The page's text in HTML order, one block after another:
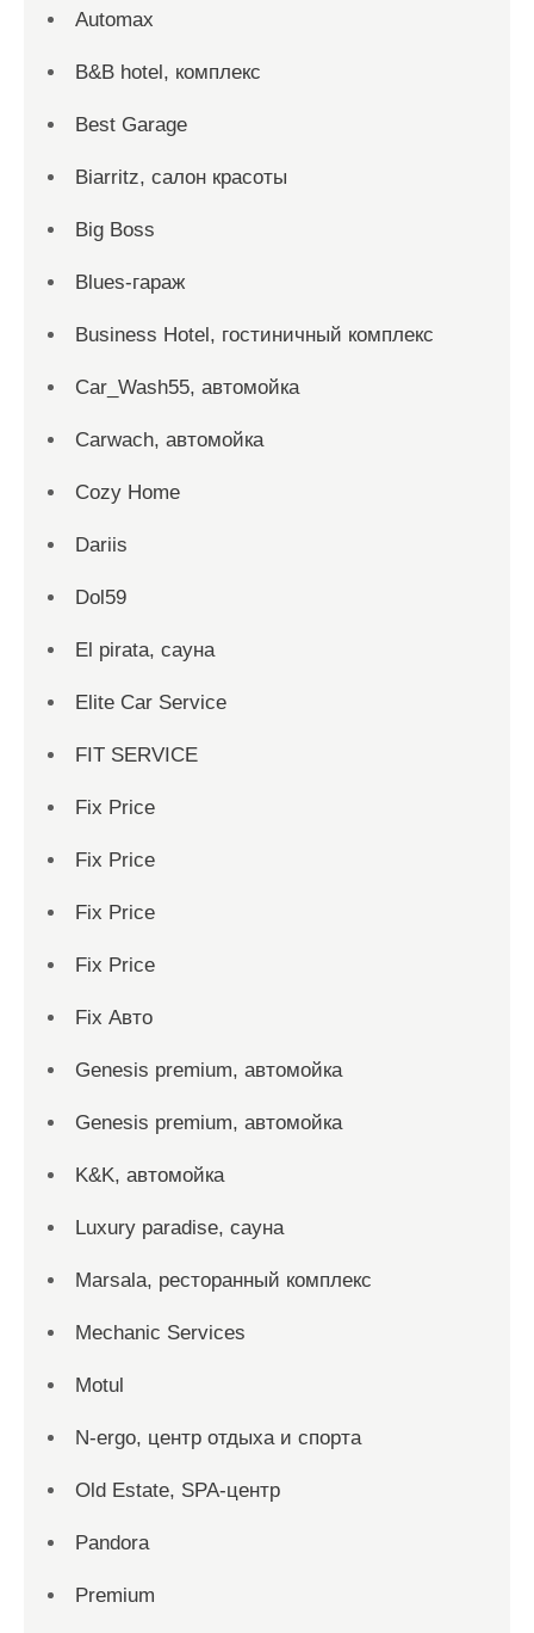
Automax
B&B hotel, комплекс
Best Garage
Biarritz, салон красоты
Big Boss
Blues-гараж
Business Hotel, гостиничный комплекс
Car_Wash55, автомойка
Carwach, автомойка
Cozy Home
Dariis
Dol59
El pirata, сауна
Elite Car Service
FIT SERVICE
Fix Price
Fix Price
Fix Price
Fix Price
Fix Авто
Genesis premium, автомойка
Genesis premium, автомойка
K&K, автомойка
Luxury paradise, сауна
Marsala, ресторанный комплекс
Mechanic Services
Motul
N-ergo, центр отдыха и спорта
Old Estate, SPA-центр
Pandora
Premium